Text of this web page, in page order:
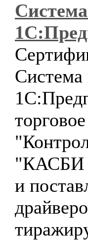
"КАСБИ
и